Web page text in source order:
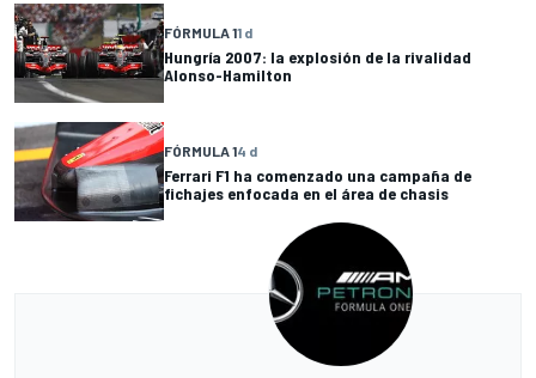
FÓRMULA 11 d
Hungría 2007: la explosión de la rivalidad
Alonso-Hamilton
FÓRMULA 14 d
Ferrari F1 ha comenzado una campaña de
fichajes enfocada en el área de chasis